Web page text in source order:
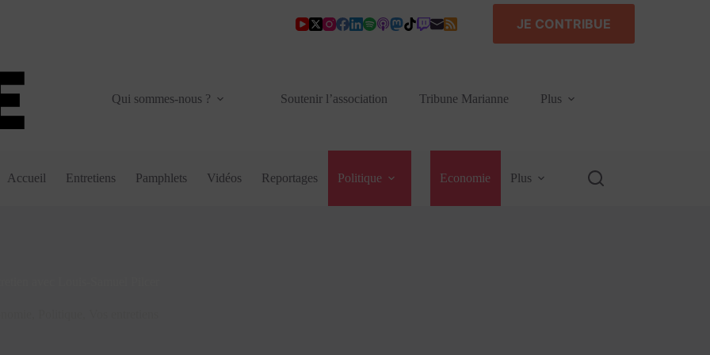
JE CONTRIBUE
Qui sommes-nous ? Soutenir l’association Tribune Marianne Plus
Accueil Entretiens Pamphlets Vidéos Reportages Politique Economie Plus